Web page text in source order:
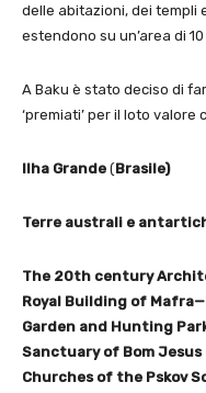
delle abitazioni, dei templi
estendono su un’area di
A Baku è stato deciso di
‘premiati’ per il loto
Ilha Grande (Brasile)
Terre australi e
The 20th century
Royal Building of
Garden and Hunting
Sanctuary of Bom
Churches of the Pskov